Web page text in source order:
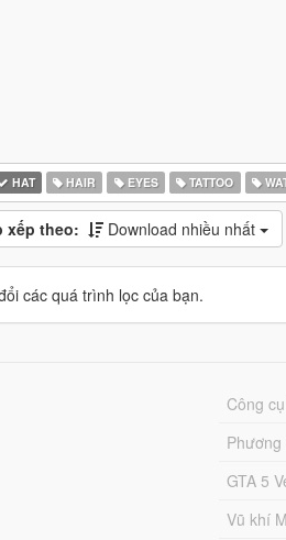
HAT HAIR EYES TATTOO
xếp theo: Download nhiều nhất
các quá trình lọc của bạn.
Công
Phương
GTA 5
Vũ khí